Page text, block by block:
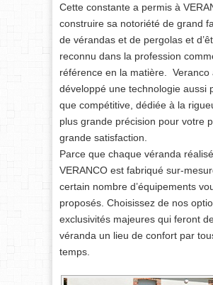
Cette constante a permis à
construire sa notoriété de grand
de vérandas et de pergolas et
reconnu dans la profession
référence en la matière. Veranco
développé une technologie aussi
que compétitive, dédiée à la
plus grande précision pour votre
grande satisfaction.
Parce que chaque véranda
VERANCO est fabriqué sur-
certain nombre d’équipements
proposés. Choisissez de nos
exclusivités majeures qui feront
véranda un lieu de confort par
temps.